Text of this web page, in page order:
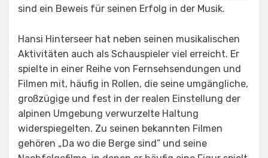
sind ein Beweis für seinen Erfolg in der Musik.
Hansi Hinterseer hat neben seinen musikalischen
Aktivitäten auch als Schauspieler viel erreicht. Er
spielte in einer Reihe von Fernsehsendungen und
Filmen mit, häufig in Rollen, die seine umgängliche,
großzügige und fest in der realen Einstellung der
alpinen Umgebung verwurzelte Haltung
widerspiegelten. Zu seinen bekannten Filmen
gehören „Da wo die Berge sind” und seine